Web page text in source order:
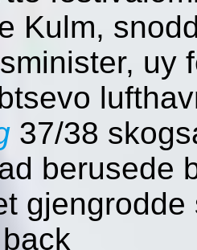
Kulm,
uy
37/38
berusede